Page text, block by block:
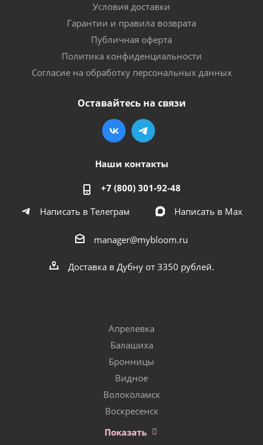
Условия доставки
Гарантии и правила возврата
Публичная оферта
Политика конфиденциальности
Согласие на обработку персональных данных
Оставайтесь на связи
Наши контакты
+7 (800) 301-92-48
Написать в Телеграм
Написать в Мах
manager@mybloom.ru
Доставка в Дубну от 3350 рублей.
Апрелевка
Балашиха
Бронницы
Видное
Волоколамск
Воскресенск
Показать